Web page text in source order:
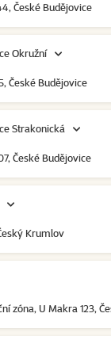
České Budějovice
Okružní
České Budějovice
Strakonická
České Budějovice
Krumlov
zóna, U Makra 123,